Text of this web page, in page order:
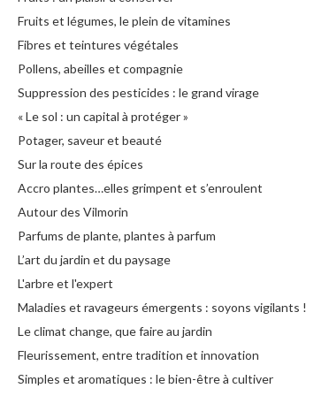
Fruits et légumes, le plein de vitamines
Fibres et teintures végétales
Pollens, abeilles et compagnie
Suppression des pesticides : le grand virage
« Le sol : un capital à protéger »
Potager, saveur et beauté
Sur la route des épices
Accro plantes…elles grimpent et s’enroulent
Autour des Vilmorin
Parfums de plante, plantes à parfum
L’art du jardin et du paysage
L'arbre et l'expert
Maladies et ravageurs émergents : soyons vigilants !
Le climat change, que faire au jardin
Fleurissement, entre tradition et innovation
Simples et aromatiques : le bien-être à cultiver